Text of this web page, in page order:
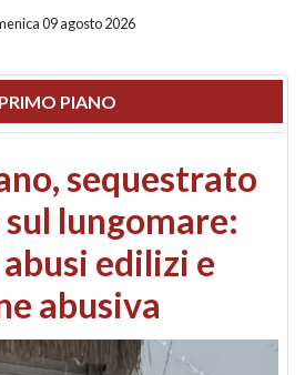
09 agosto 2026
PRIMO PIANO
sequestrato
lungomare:
edilizi e
abusiva